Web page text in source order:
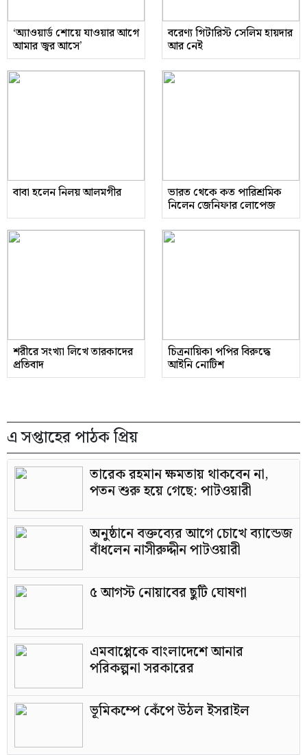
‘অ্যাওয়ার্ড শোয়ে যাওয়ার আগে
আমার জ্বর আসে’
বরেণ্য গিটারিস্ট সেলিম হায়দার
আর নেই
বাবা হলেন নিলয় আলমগীর ভারত থেকে কত পারিশ্রমিক
নিলেন জেনিফার লোপেজ
শরীরে সংখ্যা লিখে তারকাদের
প্রতিবাদ
চিত্রনায়িকা পপির বিরুদ্ধে
আইনি নোটিশ
এ সপ্তাহের পাঠক প্রিয়
তারেক রহমান ক্ষমতায় থাকবেন না,
পতন শুরু হয়ে গেছে: পাটওয়ারী
অনুষ্ঠানে বক্তব্যের আগে চোখে ব্যান্ডেজ
বাঁধলেন নাসীরুদ্দীন পাটওয়ারী
৫ আগস্ট নোয়াবের ছুটি ঘোষণা
এমবাপ্পেকে বাংলাদেশে আনার
পরিকল্পনা সরকারের
ভূমিকম্পে কেঁপে উঠল ইসরাইল